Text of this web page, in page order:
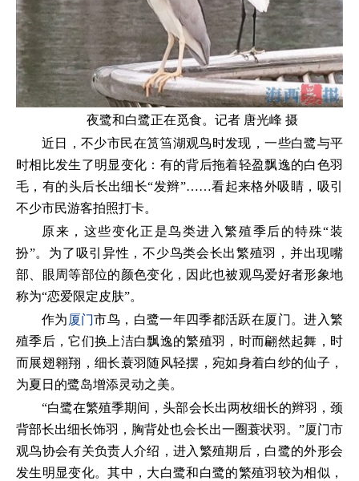
夜鹭和白鹭正在觅食。记者 唐光峰 摄
近日，不少市民在筼筜湖观鸟时发现，一些白鹭与平
时相比发生了明显变化：有的背后拖着轻盈飘逸的白色羽
毛，有的头后长出细长“发辫”……看起来格外吸睛，吸引
不少市民游客拍照打卡。
原来，这些变化正是鸟类进入繁殖季后的特殊“装
扮”。为了吸引异性，不少鸟类会长出繁殖羽，并出现嘴
部、眼周等部位的颜色变化，因此也被观鸟爱好者形象地
称为“恋爱限定皮肤”。
作为 厦门市鸟，白鹭一年四季都活跃在厦门。进入繁
殖季后，它们换上洁白飘逸的繁殖羽，时而翩然起舞，时
而展翅翱翔，细长蓑羽随风轻摆，宛如身着白纱的仙子，
为夏日的鹭岛增添灵动之美。
“白鹭在繁殖季期间，头部会长出两枚细长的辫羽，颈
背部长出细长饰羽，胸背处也会长出一圈蓑状羽。”厦门市
观鸟协会有关负责人介绍，进入繁殖期后，白鹭的外形会
发生明显变化。其中，大白鹭和白鹭的繁殖羽较为相似，